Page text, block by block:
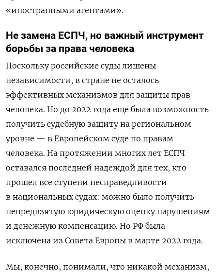
«иностранными агентами».
Не замена ЕСПЧ, но важный инструмент
борьбы за права человека
Поскольку российские суды лишены
независимости, в стране не осталось
эффективных механизмов для защиты прав
человека. Но до 2022 года еще была возможность
получить судебную защиту на региональном
уровне — в Европейском суде по правам
человека. На протяжении многих лет ЕСПЧ
оставался последней надеждой для тех, кто
прошел все ступени несправедливости
в национальных судах: можно было получить
непредвзятую юридическую оценку нарушениям
и денежную компенсацию. Но РФ была
исключена из Совета Европы в марте 2022 года.
Мы, конечно, понимали, что никакой механизм,